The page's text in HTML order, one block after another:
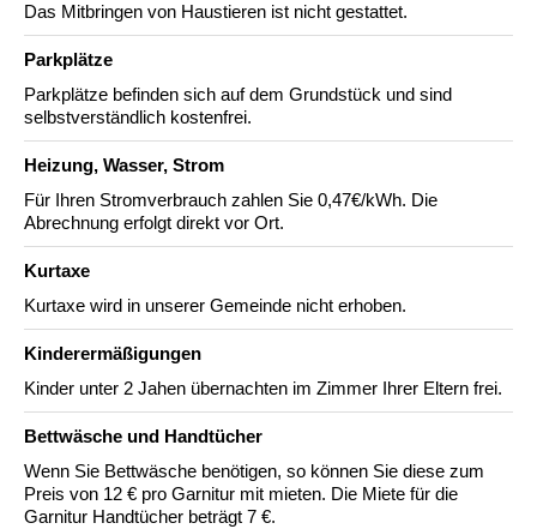
Das Mitbringen von Haustieren ist nicht gestattet.
Parkplätze
Parkplätze befinden sich auf dem Grundstück und sind
selbstverständlich kostenfrei.
Heizung, Wasser, Strom
Für Ihren Stromverbrauch zahlen Sie 0,47€/kWh. Die
Abrechnung erfolgt direkt vor Ort.
Kurtaxe
Kurtaxe wird in unserer Gemeinde nicht erhoben.
Kinderermäßigungen
Kinder unter 2 Jahen übernachten im Zimmer Ihrer Eltern frei.
Bettwäsche und Handtücher
Wenn Sie Bettwäsche benötigen, so können Sie diese zum
Preis von 12 € pro Garnitur mit mieten. Die Miete für die
Garnitur Handtücher beträgt 7 €.